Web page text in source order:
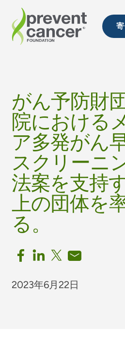
がん予防財
院における
ア多発がん
スクリーニ
法案を支持
上の団体を
る。
2023年6月22日